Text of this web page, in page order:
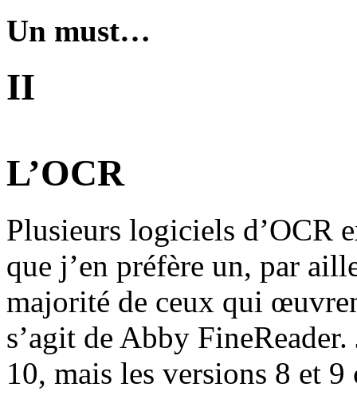
Un must…
II
L’OCR
Plusieurs logiciels d’OCR
que j’en préfère un, par
majorité de ceux qui
s’agit de Abby
10, mais les versions 8 et